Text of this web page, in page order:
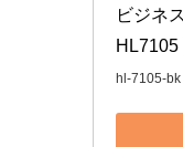
ビジネ
HL7105
hl-7105-bk